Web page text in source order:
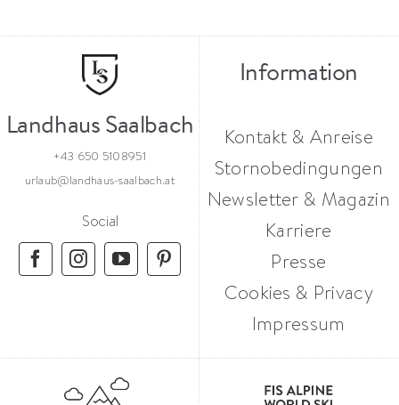
Landhaus Saalbach
+43 650 5108951
urlaub@landhaus-saalbach.at
Social
Information
Kontakt & Anreise
Stornobedingungen
Newsletter & Magazin
Karriere
Presse
Cookies & Privacy
Impressum